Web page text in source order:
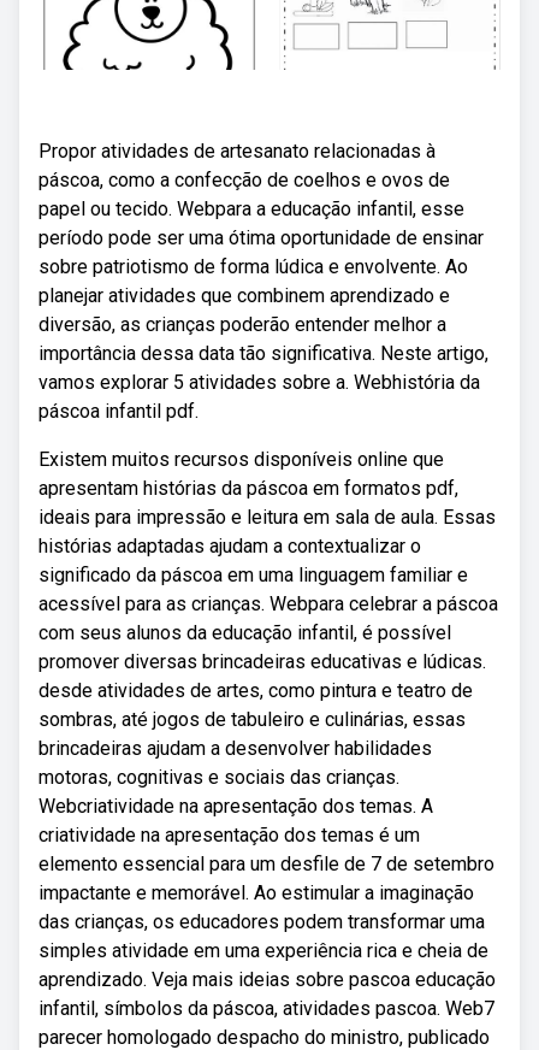
Propor atividades de artesanato relacionadas à
páscoa, como a confecção de coelhos e ovos de
papel ou tecido. Webpara a educação infantil, esse
período pode ser uma ótima oportunidade de ensinar
sobre patriotismo de forma lúdica e envolvente. Ao
planejar atividades que combinem aprendizado e
diversão, as crianças poderão entender melhor a
importância dessa data tão significativa. Neste artigo,
vamos explorar 5 atividades sobre a. Webhistória da
páscoa infantil pdf.
Existem muitos recursos disponíveis online que
apresentam histórias da páscoa em formatos pdf,
ideais para impressão e leitura em sala de aula. Essas
histórias adaptadas ajudam a contextualizar o
significado da páscoa em uma linguagem familiar e
acessível para as crianças. Webpara celebrar a páscoa
com seus alunos da educação infantil, é possível
promover diversas brincadeiras educativas e lúdicas.
desde atividades de artes, como pintura e teatro de
sombras, até jogos de tabuleiro e culinárias, essas
brincadeiras ajudam a desenvolver habilidades
motoras, cognitivas e sociais das crianças.
Webcriatividade na apresentação dos temas. A
criatividade na apresentação dos temas é um
elemento essencial para um desfile de 7 de setembro
impactante e memorável. Ao estimular a imaginação
das crianças, os educadores podem transformar uma
simples atividade em uma experiência rica e cheia de
aprendizado. Veja mais ideias sobre pascoa educação
infantil, símbolos da páscoa, atividades pascoa. Web7
parecer homologado despacho do ministro, publicado